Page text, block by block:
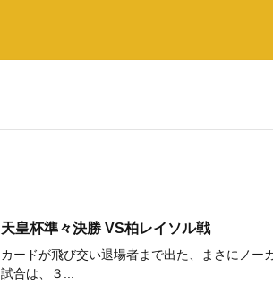
天皇杯準々決勝 VS柏レイソル戦
カードが飛び交い退場者まで出た、まさにノー
試合は、３...